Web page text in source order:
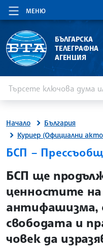
МЕНЮ
БЪЛГАРСКА
ТЕЛЕГРАФНА
АГЕНЦИЯ
Начало
България
Куриер (Официални
БСП –
site.bta
БСП ще
ценностите
антифашизма,
свободата и
човек да